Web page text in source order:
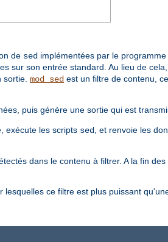
de sed implémentées par le programme
sur son entrée standard. Au lieu de
sortie. mod_sed est un filtre de contenu,
puis génère une sortie qui est
exécute les scripts sed, et renvoie les
dans le contenu à filtrer. A la fin
ce filtre est plus puissant